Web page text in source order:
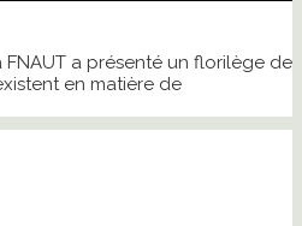
FNAUT a présenté un florilège de
en matière de